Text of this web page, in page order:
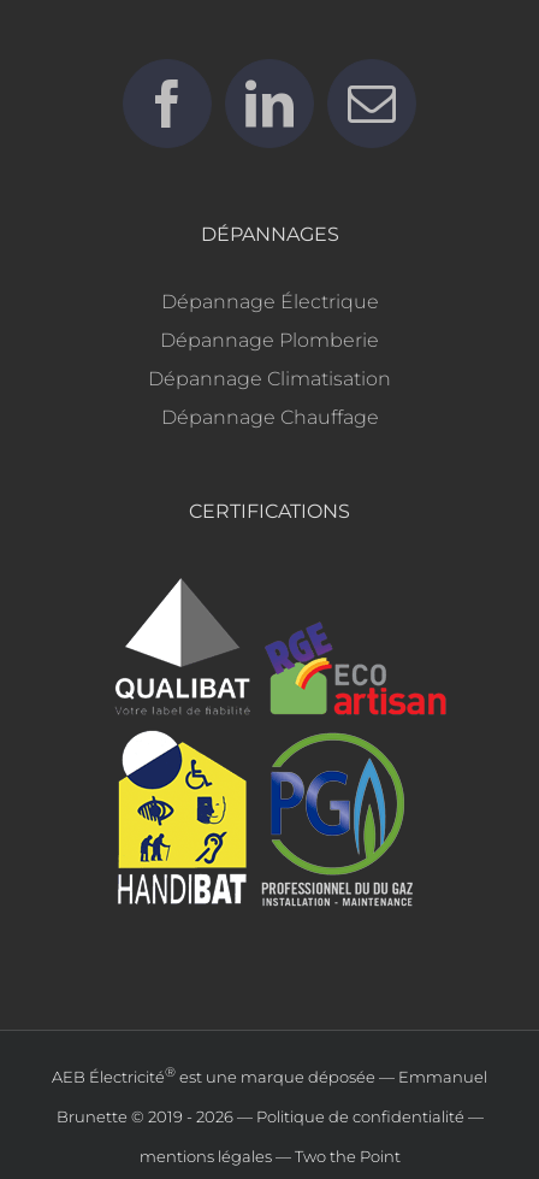
DÉPANNAGES
Dépannage Électrique
Dépannage Plomberie
Dépannage Climatisation
Dépannage Chauffage
CERTIFICATIONS
AEB Électricité® est une marque déposée — Emmanuel
Brunette © 2019 - 2026 — Politique de confidentialité —
mentions légales— Two the Point